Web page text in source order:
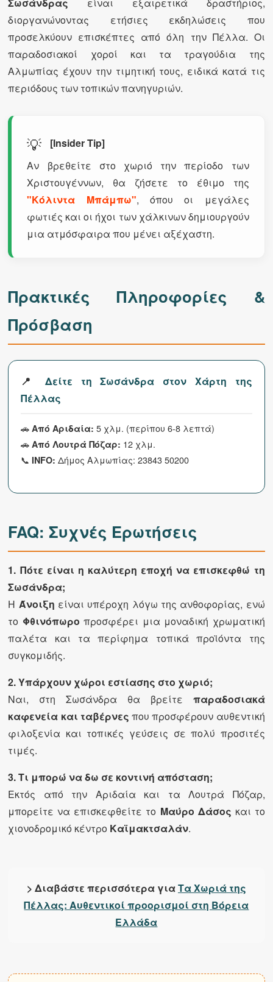
διοργανώνοντας ετήσιες εκδηλώσεις που
προσελκύουν επισκέπτες από όλη την Πέλλα. Οι
παραδοσιακοί χοροί και τα τραγούδια της
Αλμωπίας έχουν την τιμητική τους, ειδικά κατά τις
περιόδους των τοπικών πανηγυριών.
💡
[Insider Tip]
Αν βρεθείτε στο χωριό την περίοδο των
Χριστουγέννων, θα ζήσετε το έθιμο της
"Κόλιντα Μπάμπω", όπου οι μεγάλες
φωτιές και οι ήχοι των χάλκινων δημιουργούν
μια ατμόσφαιρα που μένει αξέχαστη.
Πρακτικές Πληροφορίες &
Πρόσβαση
📍 Δείτε τη Σωσάνδρα στον Χάρτη της
Πέλλας
🚗Από Αριδαία: 5 χλμ. (περίπου 6-8 λεπτά)
🚗Από Λουτρά Πόζαρ: 12 χλμ.
📞 INFO: Δήμος Αλμωπίας: 23843 50200
FAQ: Συχνές Ερωτήσεις
1. Πότε είναι η καλύτερη εποχή να επισκεφθώ τη
Σωσάνδρα;
Η Άνοιξη είναι υπέροχη λόγω της ανθοφορίας, ενώ
το Φθινόπωρο προσφέρει μια μοναδική χρωματική
παλέτα και τα περίφημα τοπικά προϊόντα της
συγκομιδής.
2. Υπάρχουν χώροι εστίασης στο χωριό;
Ναι, στη Σωσάνδρα θα βρείτε παραδοσιακά
καφενεία και ταβέρνες που προσφέρουν αυθεντική
φιλοξενία και τοπικές γεύσεις σε πολύ προσιτές
τιμές.
3. Τι μπορώ να δω σε κοντινή απόσταση;
Εκτός από την Αριδαία και τα Λουτρά Πόζαρ,
μπορείτε να επισκεφθείτε το Μαύρο Δάσος και το
χιονοδρομικό κέντρο Καϊμακτσαλάν.
> Διαβάστε περισσότερα γιαΤα Χωριά της
Πέλλας: Αυθεντικοί προορισμοί στη Βόρεια
Ελλάδα